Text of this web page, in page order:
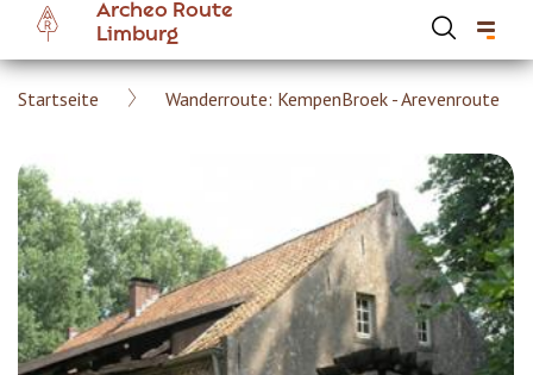
main
content
Archeo Route
Limburg
Breadcrumb
Startseite Wanderroute: KempenBroek - Arevenroute